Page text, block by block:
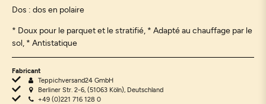
Dos : dos en polaire
* Doux pour le parquet et le stratifié, * Adapté au chauffage par le
sol, * Antistatique
Fabricant
Teppichversand24 GmbH
Berliner Str. 2-6, (51063 Köln), Deutschland
+49 (0)221 716 128 0